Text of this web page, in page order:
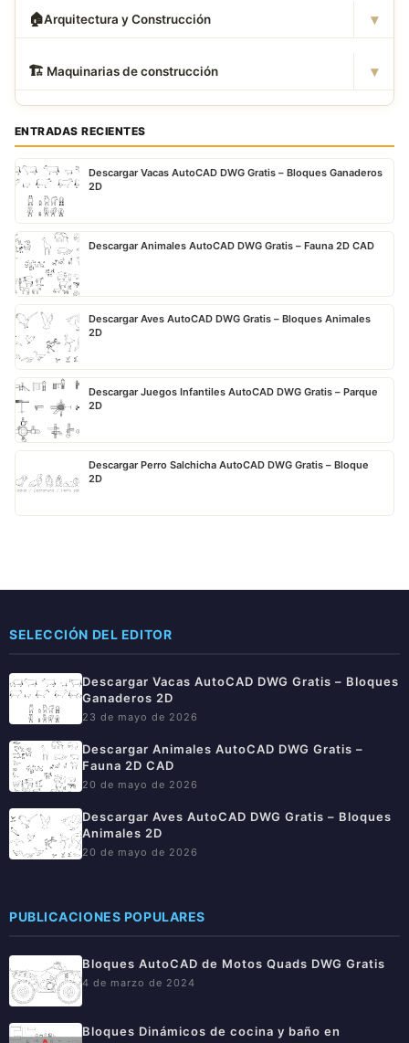
🏠Arquitectura y Construcción ▾
🏗 ️ Maquinarias de construcción ▾
ENTRADAS RECIENTES
Descargar Vacas AutoCAD DWG Gratis – Bloques Ganaderos
2D
Descargar Animales AutoCAD DWG Gratis – Fauna 2D CAD
Descargar Aves AutoCAD DWG Gratis – Bloques Animales
2D
Descargar Juegos Infantiles AutoCAD DWG Gratis – Parque
2D
Descargar Perro Salchicha AutoCAD DWG Gratis – Bloque
2D
SELECCIÓN DEL EDITOR
Descargar Vacas AutoCAD DWG Gratis – Bloques
Ganaderos 2D
23 de mayo de 2026
Descargar Animales AutoCAD DWG Gratis –
Fauna 2D CAD
20 de mayo de 2026
Descargar Aves AutoCAD DWG Gratis – Bloques
Animales 2D
20 de mayo de 2026
PUBLICACIONES POPULARES
Bloques AutoCAD de Motos Quads DWG Gratis
4 de marzo de 2024
Bloques Dinámicos de cocina y baño en